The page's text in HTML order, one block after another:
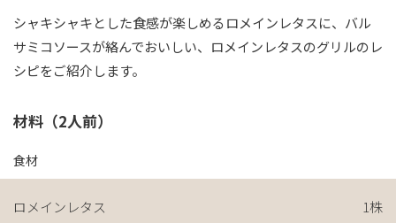
シャキシャキとした食感が楽しめるロメインレタスに、バル
サミコソースが絡んでおいしい、ロメインレタスのグリルのレ
シピをご紹介します。
材料（2人前）
食材
ロメインレタス 1株